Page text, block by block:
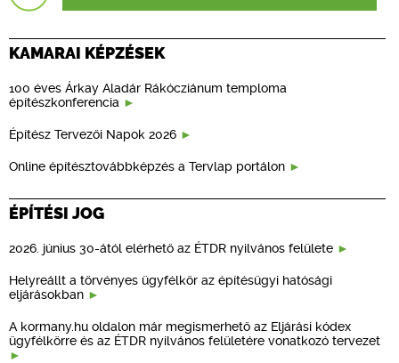
KAMARAI KÉPZÉSEK
100 éves Árkay Aladár Rákócziánum temploma
építészkonferencia
Építész Tervezői Napok 2026
Online építésztovábbképzés a Tervlap portálon
ÉPÍTÉSI JOG
2026. június 30-ától elérhető az ÉTDR nyilvános felülete
Helyreállt a törvényes ügyfélkör az építésügyi hatósági
eljárásokban
A kormany.hu oldalon már megismerhető az Eljárási kódex
ügyfélkörre és az ÉTDR nyilvános felületére vonatkozó tervezet